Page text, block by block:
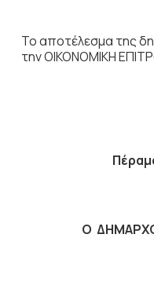
Το αποτέλεσμα της
την ΟΙΚΟΝΟΜΙΚΗ
Ο